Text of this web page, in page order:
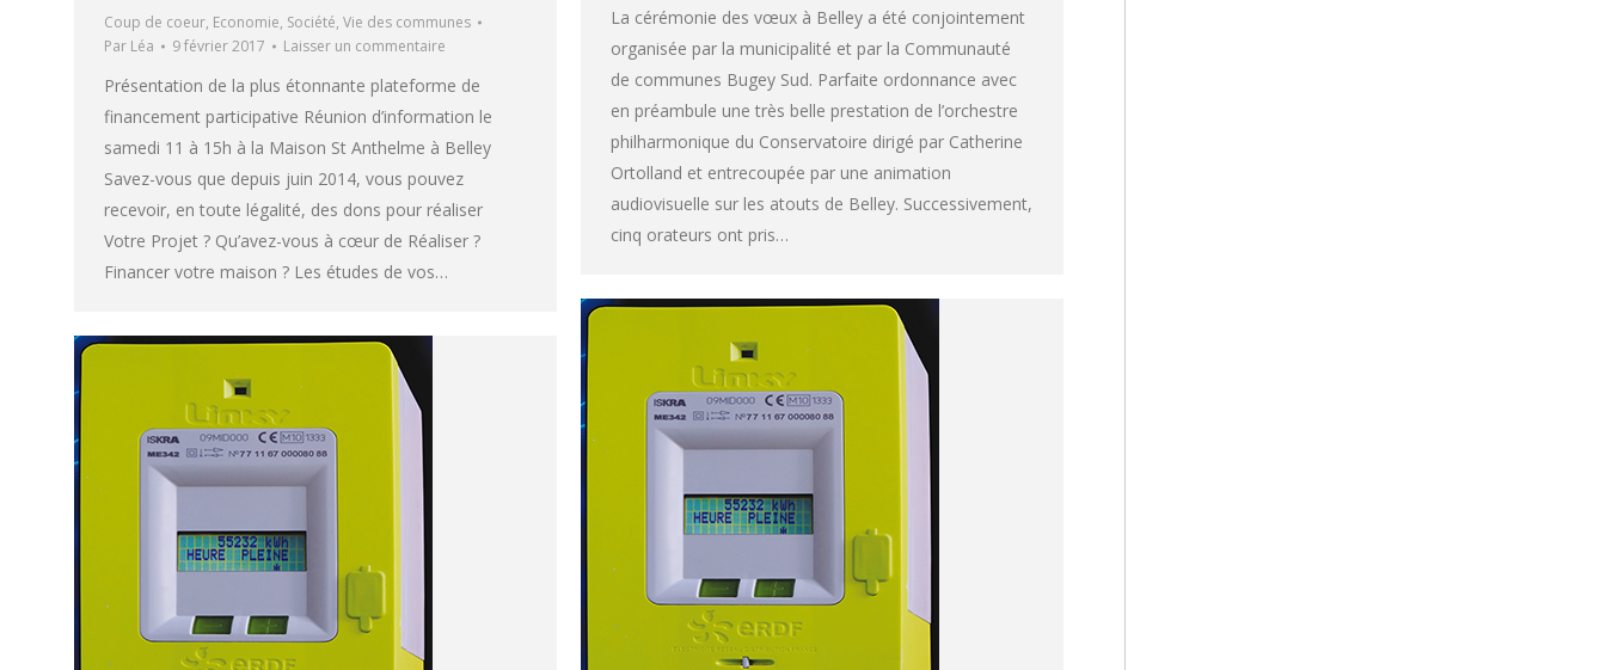
Coup de coeur, Economie, Société, Vie des communes
Par Léa 9 février 2017 Laisser un commentaire
Présentation de la plus étonnante plateforme de
financement participative Réunion d’information le
samedi 11 à 15h à la Maison St Anthelme à Belley
Savez-vous que depuis juin 2014, vous pouvez
recevoir, en toute légalité, des dons pour réaliser
Votre Projet ? Qu’avez-vous à cœur de Réaliser ?
Financer votre maison ? Les études de vos…
La cérémonie des vœux à Belley a été conjointement
organisée par la municipalité et par la Communauté
de communes Bugey Sud. Parfaite ordonnance avec
en préambule une très belle prestation de l’orchestre
philharmonique du Conservatoire dirigé par Catherine
Ortolland et entrecoupée par une animation
audiovisuelle sur les atouts de Belley. Successivement,
cinq orateurs ont pris…